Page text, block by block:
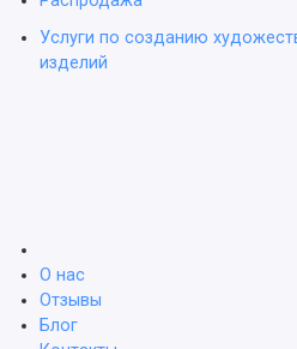
Услуги по созданию
изделий
О нас
Отзывы
Блог